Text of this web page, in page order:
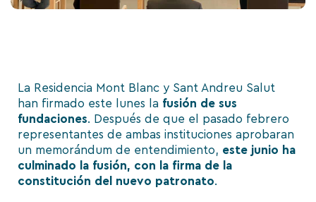
La Residencia Mont Blanc y Sant Andreu Salut
han firmado este lunes la fusión de sus
fundaciones. Después de que el pasado febrero
representantes de ambas instituciones aprobaran
un memorándum de entendimiento, este junio ha
culminado la fusión, con la firma de la
constitución del nuevo patronato.